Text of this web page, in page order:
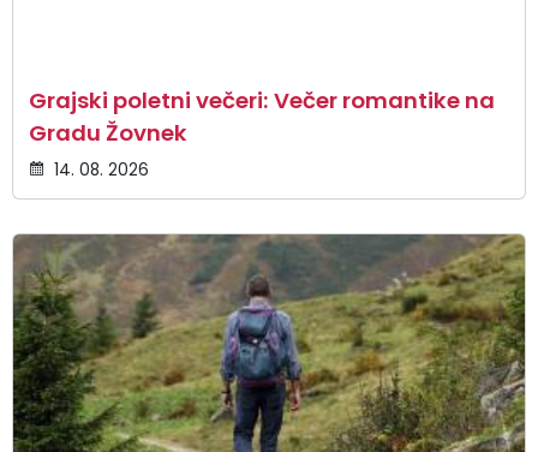
Grajski poletni večeri: Večer romantike na
Gradu Žovnek
14. 08. 2026